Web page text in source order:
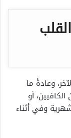
وعادةً ما
أو
وفي أثناء